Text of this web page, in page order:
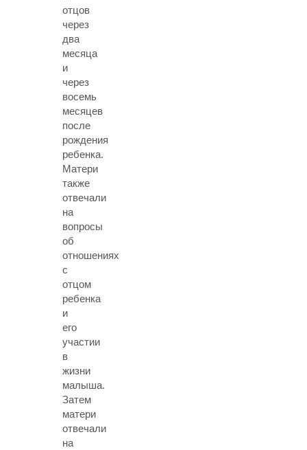
отцов
через
два
месяца
и
через
восемь
месяцев
после
рождения
ребенка.
Матери
также
отвечали
на
вопросы
об
отношениях
с
отцом
ребенка
и
его
участии
в
жизни
малыша.
Затем
матери
отвечали
на